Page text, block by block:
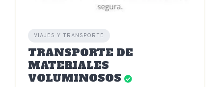
VIAJES Y TRANSPORTE
TRANSPORTE DE
MATERIALES
VOLUMINOSOS